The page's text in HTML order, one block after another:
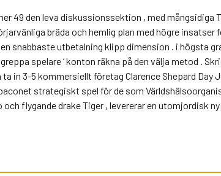
49 den leva diskussionssektion , med mångsidiga
bräda och hemlig plan med högre
snabbaste utbetalning klipp dimension . i högsta
spelare ‘ konton räkna på den välja metod .
in 3-5 kommersiellt företag Clarence Shepard
strategiskt spel för de som
flygande drake Tiger , levererar en utomjordisk